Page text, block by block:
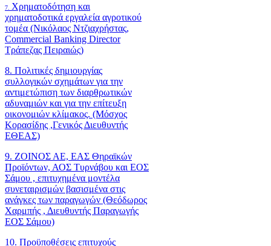
7. Χρηματοδότηση και
χρηματοδοτικά εργαλεία αγροτικού
τομέα (Νικόλαος Ντζιαχρήστας,
Commercial Banking Director
Τράπεζας Πειραιώς)
8. Πολιτικές δημιουργίας
συλλογικών σχημάτων για την
αντιμετώπιση των διαρθρωτικών
αδυναμιών και για την επίτευξη
οικονομιών κλίμακος. (Μόσχος
Κορασίδης ,Γενικός Διευθυντής
ΕΘΕΑΣ)
9. ΖΟΙΝΟΣ ΑΕ, ΕΑΣ Θηραϊκών
Προϊόντων, ΑΟΣ Τυρνάβου και ΕΟΣ
Σάμου , επιτυχημένα μοντέλα
συνεταιρισμών βασισμένα στις
ανάγκες των παραγωγών (Θεόδωρος
Χαρμπής , Διευθυντής Παραγωγής
ΕΟΣ Σάμου)
10. Προϋποθέσεις επιτυχούς